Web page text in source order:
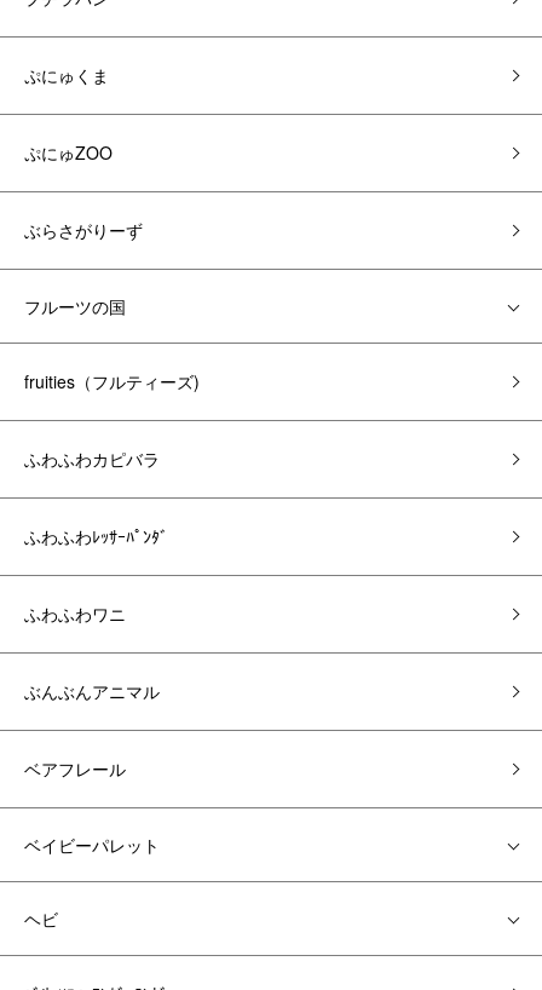
ぷにゅくま
ぷにゅZOO
ぶらさがりーず
フルーツの国
fruities（フルティーズ)
ふわふわカピバラ
ふわふわﾚｯｻｰﾊﾟﾝﾀﾞ
ふわふわワニ
ぶんぶんアニマル
ベアフレール
ベイビーパレット
ヘビ